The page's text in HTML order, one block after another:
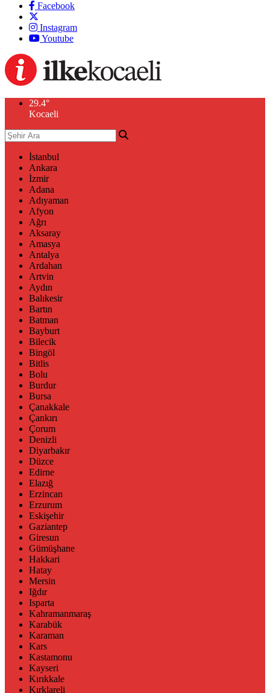
Facebook
Instagram
Youtube
29.4°
Kocaeli
İstanbul
Ankara
İzmir
Adana
Adıyaman
Afyon
Ağrı
Aksaray
Amasya
Antalya
Ardahan
Artvin
Aydın
Balıkesir
Bartın
Batman
Bayburt
Bilecik
Bingöl
Bitlis
Bolu
Burdur
Bursa
Çanakkale
Çankırı
Çorum
Denizli
Diyarbakır
Düzce
Edirne
Elazığ
Erzincan
Erzurum
Eskişehir
Gaziantep
Giresun
Gümüşhane
Hakkari
Hatay
Mersin
Iğdır
Isparta
Kahramanmaraş
Karabük
Karaman
Kars
Kastamonu
Kayseri
Kırıkkale
Kırklareli